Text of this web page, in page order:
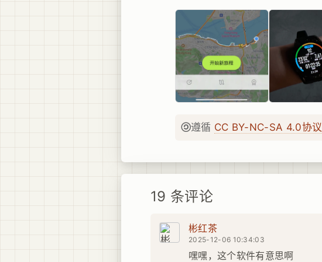
遵循 CC BY-NC-SA 4.0协议
19 条评论
彬红茶
2025-12-06 10:34:03
嘿嘿，这个软件有意思啊